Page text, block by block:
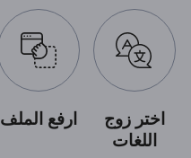
اختر زوج
اللغات
ارفع الملف